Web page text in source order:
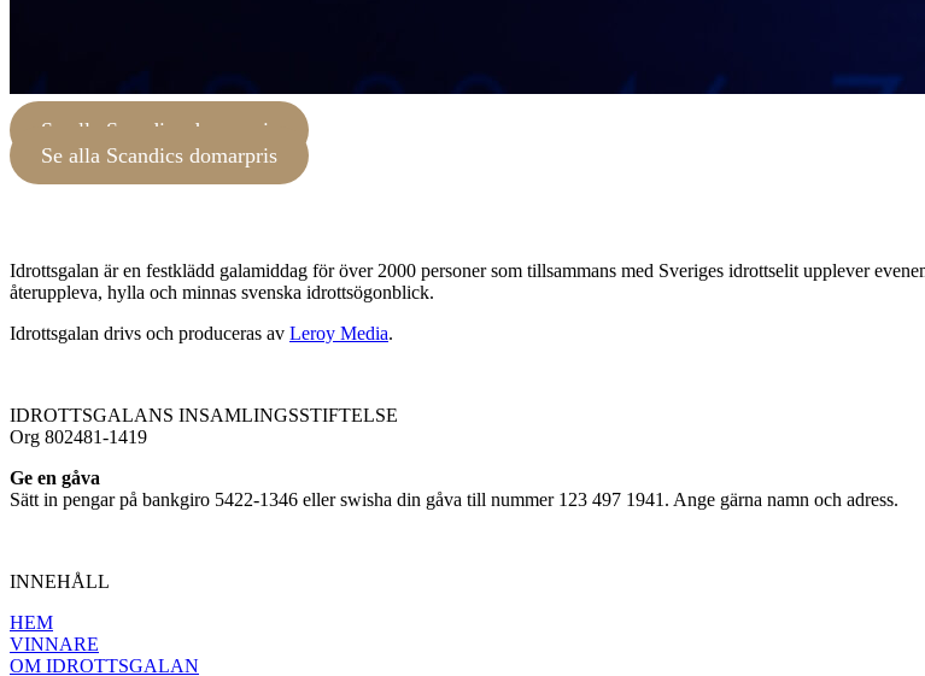
Se alla Scandics domarpris
Se alla Scandics domarpris
Idrottsgalan är en festklädd galamiddag för över 2000 personer som tillsammans med Sveriges idrottselit upplever
återuppleva, hylla och minnas svenska idrottsögonblick.
Idrottsgalan drivs och produceras av Leroy Media.
IDROTTSGALANS INSAMLINGSSTIFTELSE
Org 802481-1419
Ge en gåva
Sätt in pengar på bankgiro 5422-1346 eller swisha din gåva till nummer 123 497 1941. Ange gärna namn och adress.
INNEHÅLL
HEM
VINNARE
OM IDROTTSGALAN